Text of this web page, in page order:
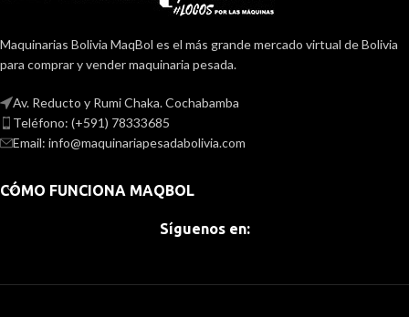
Maquinarias Bolivia MaqBol es el más grande mercado virtual de Bolivia
para comprar y vender maquinaria pesada.
Av. Reducto y Rumi Chaka. Cochabamba
Teléfono: (+591) 78333685
Email: info@maquinariapesadabolivia.com
CÓMO FUNCIONA MAQBOL
Síguenos en: